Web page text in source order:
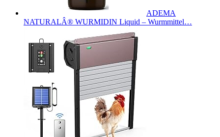
ADEMA
NATURALÂ® WURMIDIN Liquid – Wurmmittel…